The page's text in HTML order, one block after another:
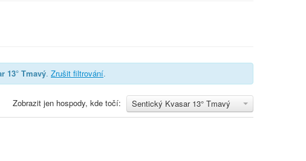
13° Tmavý. Zrušit filtrování.
Sentický Kvasar 13° Tmavý
Zobrazit jen hospody, kde točí: